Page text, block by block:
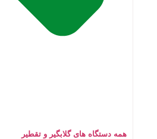
همه دستگاه های گلابگیر و تقطیر